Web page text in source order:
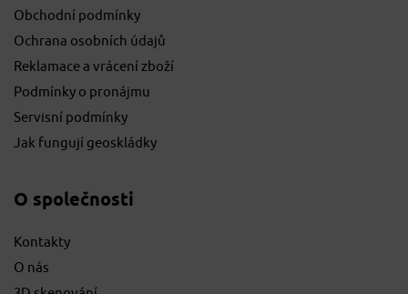
Obchodní podmínky
Ochrana osobních údajů
Reklamace a vrácení zboží
Podmínky o pronájmu
Servisní podmínky
Jak fungují geoskládky
O společnosti
Kontakty
O nás